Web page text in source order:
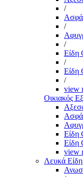
/
/
/
Είδη
/
Είδη
/
view
Οικιακός
Είδη
Είδη
view
Λευκά Είδη